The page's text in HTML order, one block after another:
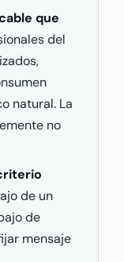
que
del
natural. La
no
de un
de
mensaje